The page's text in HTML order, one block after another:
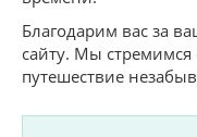
Благодарим вас за
сайту. Мы
путешествие